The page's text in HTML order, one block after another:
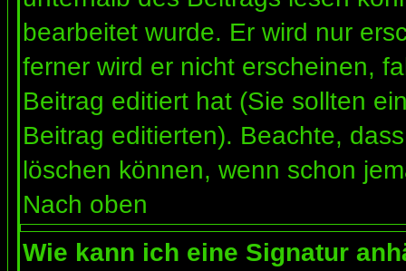
bearbeitet wurde. Er wird nur
ferner wird er nicht erscheinen,
Beitrag editiert hat (Sie sollten
Beitrag editierten). Beachte,
löschen können, wenn schon
Nach oben
Wie kann ich eine Signatur